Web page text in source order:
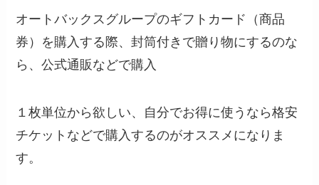
オートバックスグループのギフトカード（商品
券）を購入する際、封筒付きで贈り物にするのな
ら、公式通販などで購入
１枚単位から欲しい、自分でお得に使うなら格安
チケットなどで購入するのがオススメになりま
す。